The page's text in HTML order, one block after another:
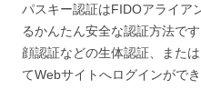
パスキー認証はFIDOアライア
るかんたん安全な認証方法です
顔認証などの生体認証、また
てWebサイトへログインがで